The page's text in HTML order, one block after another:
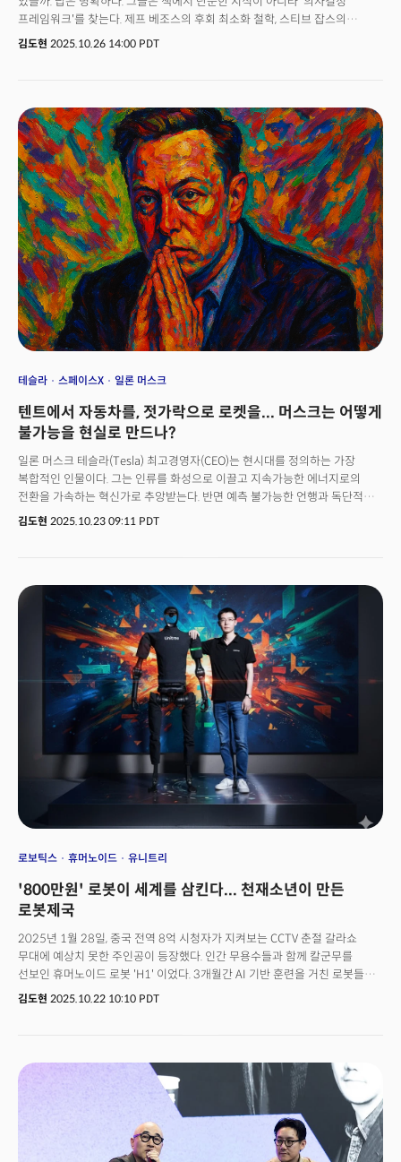
프레임워크'를 찾는다. 제프 베조스의 후회 최소화 철학, 스티브 잡스의
자기파괴 전략, 마크 저커버그의 권력 분산 인식은 모두 한 권의 책에서
그들의 성공 뒤에 숨은 지적 원천이 보인다.
김도현 2025.10.26 14:00 PDT
테슬라 스페이스X 일론 머스크
텐트에서 자동차를, 젓가락으로 로켓을... 머스크는 어떻게
불가능을 현실로 만드나?
일론 머스크 테슬라(Tesla) 최고경영자(CEO)는 현시대를 정의하는 가장
복합적인 인물이다. 그는 인류를 화성으로 이끌고 지속가능한 에너지로의
전환을 가속하는 혁신가로 추앙받는다. 반면 예측 불가능한 언행과 독단적
경영 스타일로 끊임없이 논란의 중심에 선 인물이기도 하다. 이처럼 극단적인
존재함을 발견하게 된다. 전기차, 로켓, 인공지능, 뇌-컴퓨터 인터페이스 등
전혀 다른 분야에서 동시다발적으로 파괴적 혁신을 일으키는 그의 능력은
단순히 천재성이나 운으로 설명될 수 없다. 그 근간에는 기존의 모든 가정과
관습을 의심하고 문제의 본질을 가장 근본적인 요소까지 파고드는 '제1원칙
사고(First Principles Thinking)'가 자리 잡고 있다.그의 성공을 가능하게 한
핵심 동력인 '제1원칙 사고'의 본질을 해부하고, 이 사고방식이 스페이스X, xAI,
테슬라라는 구체적인 사례에서 어떻게 불가능을 현실로 바꾸었는지
심층적으로 분석하고자 한다. 이를 통해 우리는 한 개인의 서사를 넘어 미래
산업의 판도를 바꾸는 혁신의 근본 원리를 엿볼 수 있을 것이다.
김도현 2025.10.23 09:11 PDT
로보틱스 휴머노이드 유니트리
'800만원' 로봇이 세계를 삼킨다... 천재소년이 만든
로봇제국
2025년 1월 28일, 중국 전역 8억 시청자가 지켜보는 CCTV 춘절 갈라쇼
무대에 예상치 못한 주인공이 등장했다. 인간 무용수들과 함께 칼군무를
선보인 휴머노이드 로봇 'H1' 이었다. 3개월간 AI 기반 훈련을 거친 로봇들은
전통춤 동작을 완벽하게 소화하며 전 세계 네티즌들을 충격에 빠뜨렸다. G1
심포지엄에 최연소로 초청받았다. 화웨이 런정페이, 알리바바 마윈, 텐센트
마화텅, 딥시크 량원평과 함께 최전방 좌석에 앉은 35세 청년은 전 세계 로봇
업계를 뒤흔들고 있다. 26세 청년이었던 왕싱싱은 200만 위안(약
3억8000만원)으로 스타트업을 시작했고, 9년 만에 기업가치
9조7000억원을 넘보는 기업으로 성장해 상장을 준비 중이다. 이렇게 급속한
성장을 이룬 유니트리, 세계 로봇개 시장의 60%를 장악하게 만든 엔지니어링
김도현 2025.10.22 10:10 PDT